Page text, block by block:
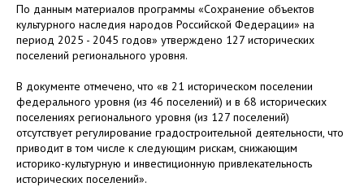
По данным материалов программы «Сохранение объектов
культурного наследия народов Российской Федерации» на
период 2025 - 2045 годов» утверждено 127 исторических
поселений регионального уровня.
В документе отмечено, что «в 21 историческом поселении
федерального уровня (из 46 поселений) и в 68 исторических
поселениях регионального уровня (из 127 поселений)
отсутствует регулирование градостроительной деятельности, что
приводит в том числе к следующим рискам, снижающим
историко-культурную и инвестиционную привлекательность
исторических поселений».